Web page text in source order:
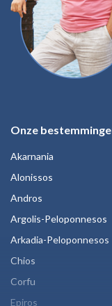
Onze
Akarnania
Alonissos
Andros
Argolis-Peloponnesos
Arkadia-Peloponnesos
Chios
Corfu
Epiros